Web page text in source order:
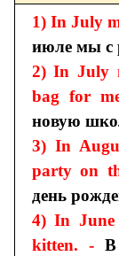
1) In July
июле мы с
2) In July
bag for
новую
3) In
party on
день
4) In June
kitten. - В